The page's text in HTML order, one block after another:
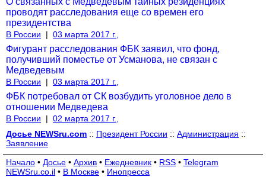
проводят расследования еще со времен его
президентства
В России | 03 марта 2017 г.,
Фигурант расследования ФБК заявил, что фонд,
получивший поместье от Усманова, не связан с
Медведевым
В России | 03 марта 2017 г.,
ФБК потребовал от СК возбудить уголовное дело в
отношении Медведева
В России | 02 марта 2017 г.,
Досье NEWSru.com :: Президент России :: Администрация ::
Заявление
Начало • Досье • Архив • Ежедневник • RSS • Telegram
NEWSru.co.il • В Москве • Инопресса